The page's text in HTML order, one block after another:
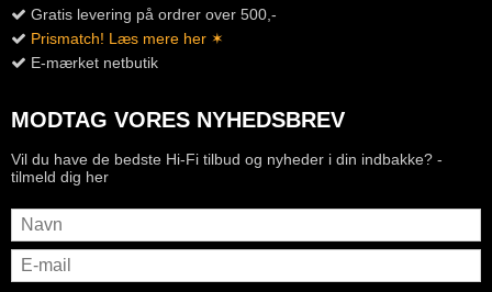
Gratis levering på ordrer over 500,-
Prismatch! Læs mere her ✶
E-mærket netbutik
MODTAG VORES NYHEDSBREV
Vil du have de bedste Hi-Fi tilbud og nyheder i din indbakke? -
tilmeld dig her